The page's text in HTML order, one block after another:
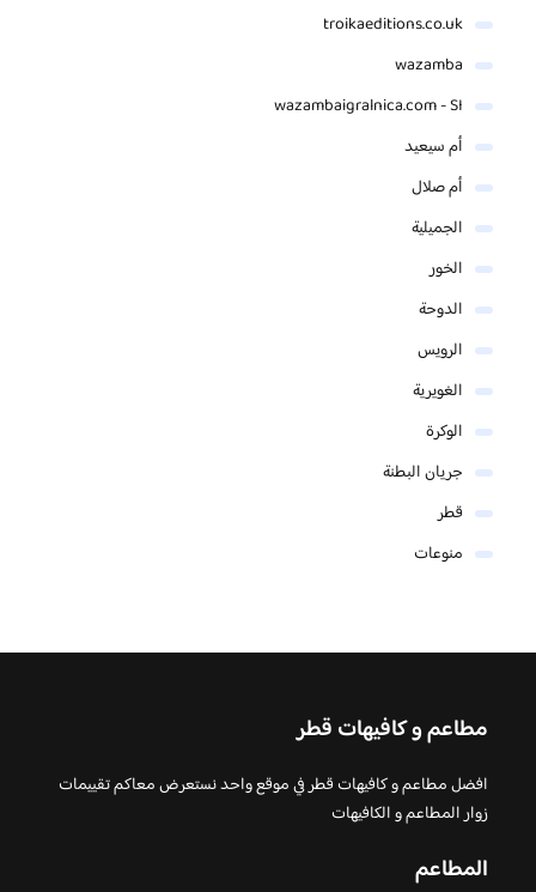
troikaeditions.co.uk
wazamba
wazambaigralnica.com - SI
أم سيعيد
أم صلال
الجميلية
الخور
الدوحة
الرويس
الغويرية
الوكرة
جريان البطنة
قطر
منوعات
مطاعم و كافيهات قطر
افضل مطاعم و كافيهات قطر في موقع واحد نستعرض معاكم تقييمات
زوار المطاعم و الكافيهات
المطاعم